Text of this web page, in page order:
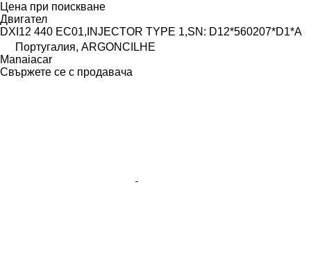
Цена при поискване
Двигател
DXI12 440 EC01,INJECTOR TYPE 1,SN: D12*560207*D1*A
Португалия, ARGONCILHE
Manaiacar
Свържете се с продавача